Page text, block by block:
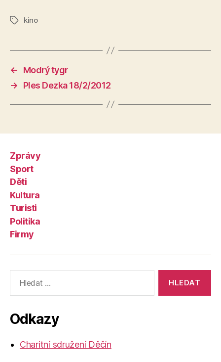
Štítkykino
←
Modrý tygr
→
Ples Dezka 18/2/2012
Zprávy
Sport
Děti
Kultura
Turisti
Politika
Firmy
vyhledávání:
Odkazy
Charitní sdružení Děčín